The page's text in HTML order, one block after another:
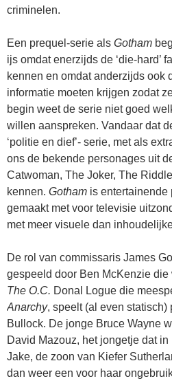
criminelen.
Een prequel-serie als Gotham
ijs omdat enerzijds de ‘die-hard’
kennen en omdat anderzijds ook
informatie moeten krijgen zodat
begin weet de serie niet goed
willen aanspreken. Vandaar dat
‘politie en dief’- serie, met als
ons de bekende personages uit
Catwoman, The Joker, The
kennen. Gotham is entertainende
gemaakt met voor televisie
met meer visuele dan
De rol van commissaris James
gespeeld door Ben McKenzie
The O.C. Donal Logue die
Anarchy, speelt (al even
Bullock. De jonge Bruce Wayne
David Mazouz, het jongetje dat in
Jake, de zoon van Kiefer
dan weer een voor haar